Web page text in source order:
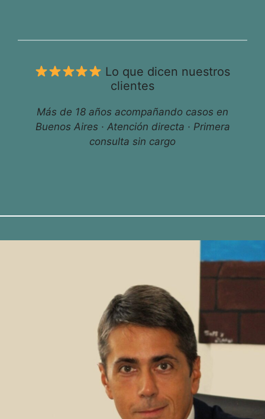
Lo que dicen nuestros
clientes
Más de 18 años acompañando casos en
Buenos Aires · Atención directa · Primera
consulta sin cargo